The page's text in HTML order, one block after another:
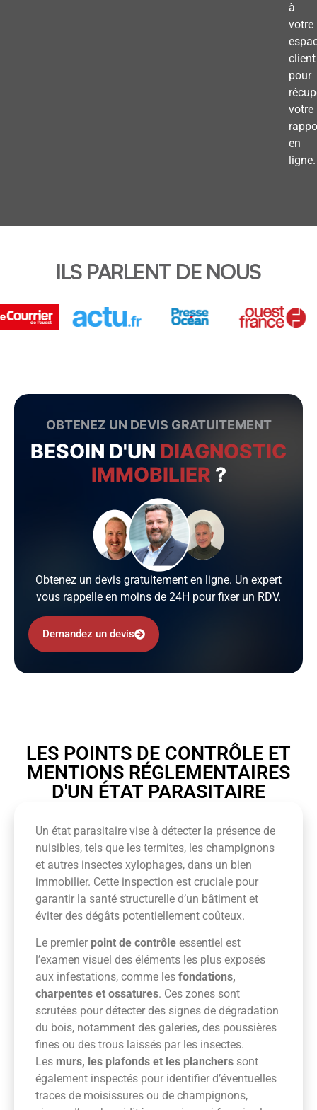
à
votre
client
pour
votre
en
ligne.
ILS PARLENT DE NOUS
OBTENEZ UN DEVIS GRATUITEMENT
BESOIN D'UN DIAGNOSTIC
IMMOBILIER ?
Obtenez un devis gratuitement en ligne. Un expert
vous rappelle en moins de 24H pour fixer un RDV.
Demandez un devis
LES POINTS DE CONTRÔLE ET
MENTIONS RÉGLEMENTAIRES
D'UN ÉTAT PARASITAIRE
Un état parasitaire vise à détecter la présence de
nuisibles, tels que les termites, les champignons
et autres insectes xylophages, dans un bien
immobilier. Cette inspection est cruciale pour
garantir la santé structurelle d’un bâtiment et
éviter des dégâts potentiellement coûteux.
Le premier point de contrôle essentiel est
l’examen visuel des éléments les plus exposés
aux infestations, comme les fondations,
charpentes et ossatures. Ces zones sont
scrutées pour détecter des signes de dégradation
du bois, notamment des galeries, des poussières
fines ou des trous laissés par les insectes.
Les murs, les plafonds et les planchers sont
également inspectés pour identifier d’éventuelles
traces de moisissures ou de champignons,